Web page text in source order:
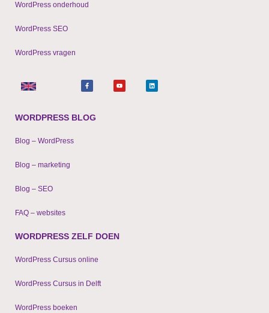
WordPress onderhoud
WordPress SEO
WordPress vragen
F
a
c
o
k
Y
o
u
L
i
n
WORDPRESS BLOG
Blog – WordPress
Blog – marketing
Blog – SEO
FAQ – websites
WORDPRESS ZELF DOEN
WordPress Cursus online
WordPress Cursus in Delft
WordPress boeken